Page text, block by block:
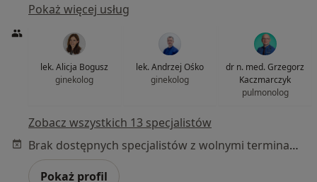
Pokaż więcej usług
lek. Alicja Bogusz
ginekolog
lek. Andrzej Ośko
ginekolog
dr n. med. Grzegorz
Kaczmarczyk
pulmonolog
Zobacz wszystkich 13 specjalistów
Brak dostępnych specjalistów z wolnymi terminami w tym centrum medycznym.
Pokaż profil